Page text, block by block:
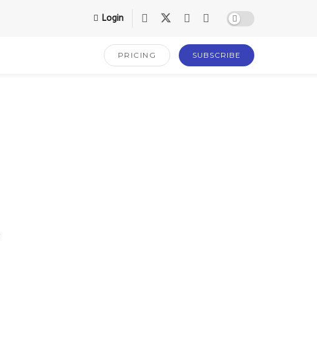
Login
PRICING SUBSCRIBE